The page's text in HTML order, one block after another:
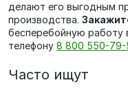
делают его выгодным
производства.
бесперебойную работу
телефону 8 800 550-79-
Часто ищут